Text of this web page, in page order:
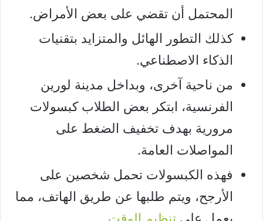
المحتمل أن تقضي على بعض الأمراض.
كذلك التطور الهائل والمتزايد بتقنيات
الذكاء الاصطناعي.
من ناحية آخرى، وبداخل مدينة لورين
الفرنسية، ابتكر بعض الطلاب كبسولات
مرورية بهدف تخفيف الضغط على
المواصلات العامة.
فهذه الكبسولات تحمل شخصين على
الأرجح، ويتم طلبها عن طريق الهاتف، مما